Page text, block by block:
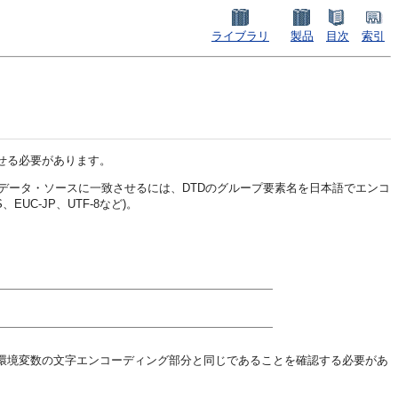
ライブラリ 製品 目次 索引
必要があります。
タ・ソースに一致させるには、DTDのグループ要素名を日本語でエンコ
EUC-JP、UTF-8など)。
境変数の文字エンコーディング部分と同じであることを確認する必要があ